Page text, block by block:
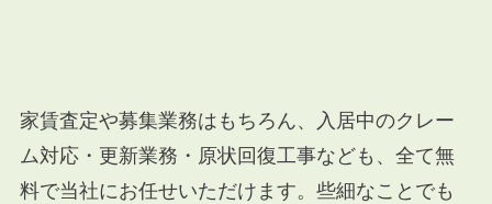
家賃査定や募集業務はもちろん、入居中のクレー
ム対応・更新業務・原状回復工事なども、全て無
料で当社にお任せいただけます。些細なことでも